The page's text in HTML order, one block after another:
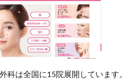
科は全国に15院展開しています。